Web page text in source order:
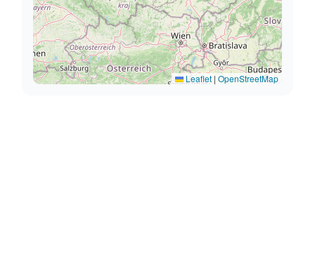
Leaflet | OpenStreetMap